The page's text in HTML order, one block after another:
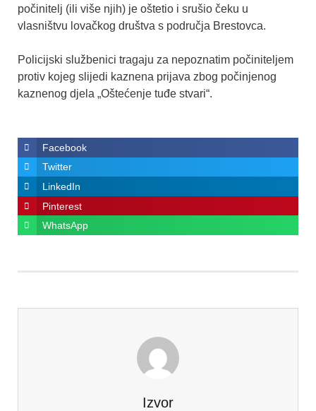
počinitelj (ili više njih) je oštetio i srušio čeku u
vlasništvu lovačkog društva s područja Brestovca.
Policijski službenici tragaju za nepoznatim počiniteljem
protiv kojeg slijedi kaznena prijava zbog počinjenog
kaznenog djela „Oštećenje tuđe stvari“.
Facebook
Twitter
LinkedIn
Pinterest
WhatsApp
Izvor